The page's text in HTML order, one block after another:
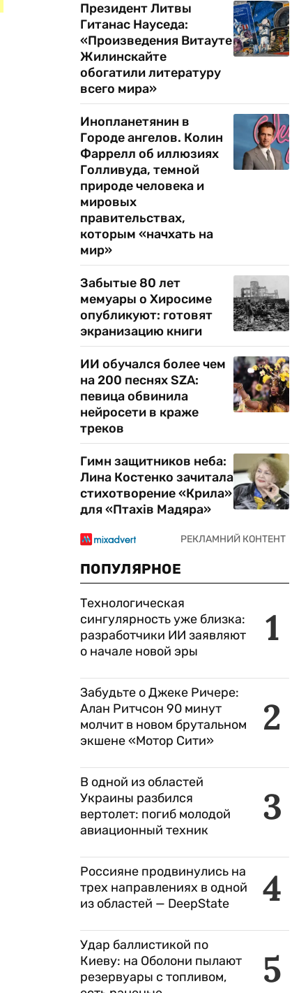
Президент Литвы
Гитанас Науседа:
«Произведения Витауте
Жилинскайте
обогатили литературу
всего мира»
Инопланетянин в
Городе ангелов. Колин
Фаррелл об иллюзиях
Голливуда, темной
природе человека и
мировых
правительствах,
которым «начхать на
мир»
Забытые 80 лет
мемуары о Хиросиме
опубликуют: готовят
экранизацию книги
ИИ обучался более чем
на 200 песнях SZA:
певица обвинила
нейросети в краже
треков
Гимн защитников неба:
Лина Костенко зачитала
стихотворение «Крила»
для «Птахів Мадяра»
ПОПУЛЯРНОЕ
1
Технологическая
сингулярность уже близка:
разработчики ИИ заявляют
о начале новой эры
2
Забудьте о Джеке Ричере:
Алан Ритчсон 90 минут
молчит в новом брутальном
экшене «Мотор Сити»
3
В одной из областей
Украины разбился
вертолет: погиб молодой
авиационный техник
4
Россияне продвинулись на
трех направлениях в одной
из областей — DeepState
5
Удар баллистикой по
Киеву: на Оболони пылают
резервуары с топливом,